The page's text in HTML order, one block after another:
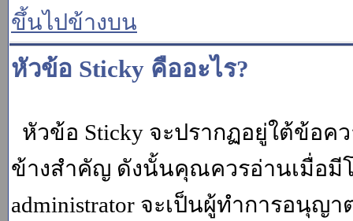
ขึ้นไปข้างบน
หัวข้อ Sticky คืออะไร?
หัวข้อ Sticky จะปรากฏอยู่ใต้ข้อค
ข้างสำคัญ ดังนั้นคุณควรอ่านเมื่อมี
administrator จะเป็นผู้ทำการอนุ